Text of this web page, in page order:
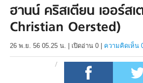
ฮานน์ คริสเตียน เออร์ส
Christian Oersted)
26 พ.ย. 56 05.25 น. เปิดอ่าน 0 ความคิดเห็น